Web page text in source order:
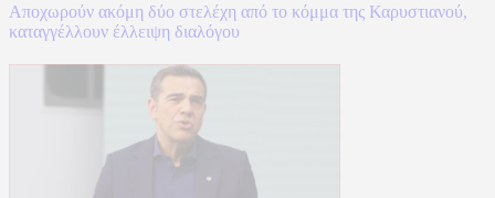
Αποχωρούν ακόμη δύο στελέχη από το κόμμα της Καρυστιανού,
καταγγέλλουν έλλειψη διαλόγου